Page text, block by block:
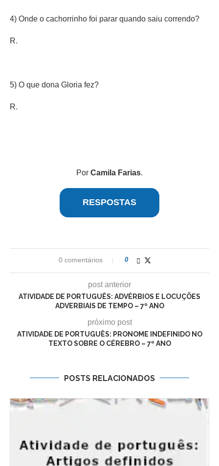
4) Onde o cachorrinho foi parar quando saiu correndo?
R.
5) O que dona Gloria fez?
R.
Por Camila Farias.
RESPOSTAS
0 comentários 0
post anterior
ATIVIDADE DE PORTUGUÊS: ADVÉRBIOS E LOCUÇÕES
ADVERBIAIS DE TEMPO – 7º ANO
próximo post
ATIVIDADE DE PORTUGUÊS: PRONOME INDEFINIDO NO
TEXTO SOBRE O CÉREBRO – 7º ANO
POSTS RELACIONADOS